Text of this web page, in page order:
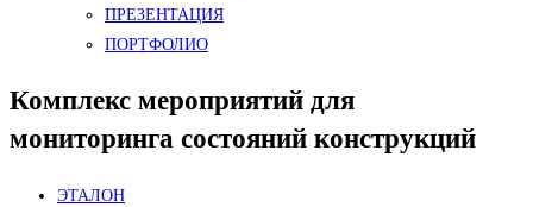
ПРЕЗЕНТАЦИЯ
ПОРТФОЛИО
Комплекс мероприятий для
мониторинга состояний конструкций
ЭТАЛОН